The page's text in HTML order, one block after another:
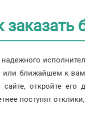
ближайшем к вам
сайте, откройте
поступят